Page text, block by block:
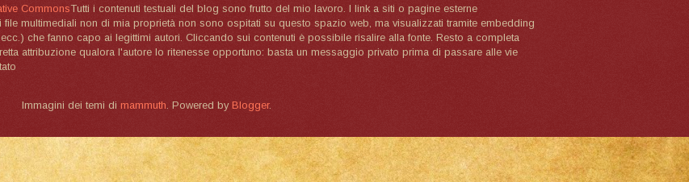
CommonsTutti i contenuti testuali del blog sono frutto del mio lavoro. I link a siti o pagine esterne
multimediali non di mia proprietà non sono ospitati su questo spazio web, ma visualizzati tramite embedding
che fanno capo ai legittimi autori. Cliccando sui contenuti è possibile risalire alla fonte. Resto a completa
attribuzione qualora l'autore lo ritenesse opportuno: basta un messaggio privato prima di passare alle vie
Immagini dei temi di mammuth . Powered by Blogger.